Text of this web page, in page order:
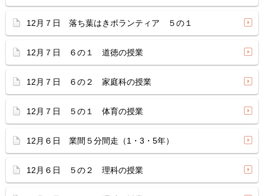
12月７日 落ち葉はきボランティア ５の１
12月７日 ６の１ 道徳の授業
12月７日 ６の２ 家庭科の授業
12月７日 ５の１ 体育の授業
12月６日 業間５分間走（1・3・5年）
12月６日 ５の２ 理科の授業